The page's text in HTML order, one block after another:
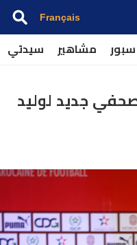
Français
سبور مشاهير سيدتي
جديد لوليد